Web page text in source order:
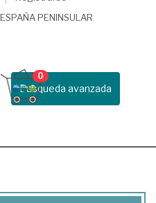
ESPAÑA PENINSULAR
Busqueda avanzada
0